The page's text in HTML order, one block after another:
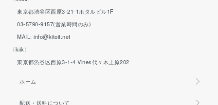
東京都渋谷区西原3-21-1ホタルビル1F
03-5790-9157(営業時間のみ)
MAIL: info@kitoit.net
〈kiik〉
東京都渋谷区西原3-1-4 Vines代々木上原202
ホーム
配送・送料について